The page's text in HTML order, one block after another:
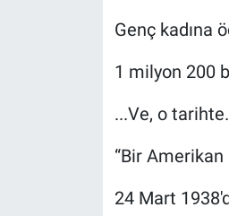
Genç kadına
1 milyon 200
...Ve, o
“Bir Amerikan
24 Mart